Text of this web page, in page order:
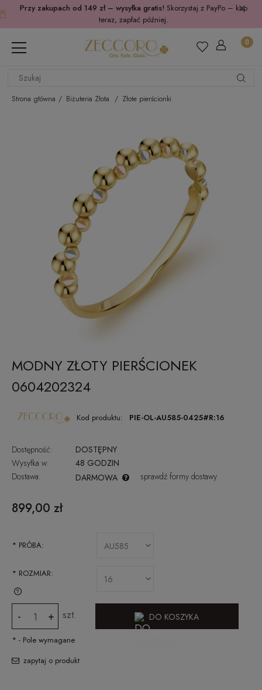
Przy zakupach od 149 zł – wysyłka gratis! Skorzystaj z PayPo – kup
teraz, zapłać później.
Strona główna Biżuteria Złota Złote pierścionki
MODNY ZŁOTY PIERŚCIONEK
0604202324
Kod produktu: PIE-OL-AU585-0425#R:16
Dostępność:
DOSTĘPNY
Wysyłka w:
48 GODZIN
Dostawa:
DARMOWA sprawdź formy dostawy
899,00 zł
* PRÓBA:
* ROZMIAR:
SPRAWDŹ JAK ZMIERZYĆ ROZMIAR PIERŚCIONKA
- + szt. DO KOSZYKA
* - Pole wymagane
zapytaj o produkt